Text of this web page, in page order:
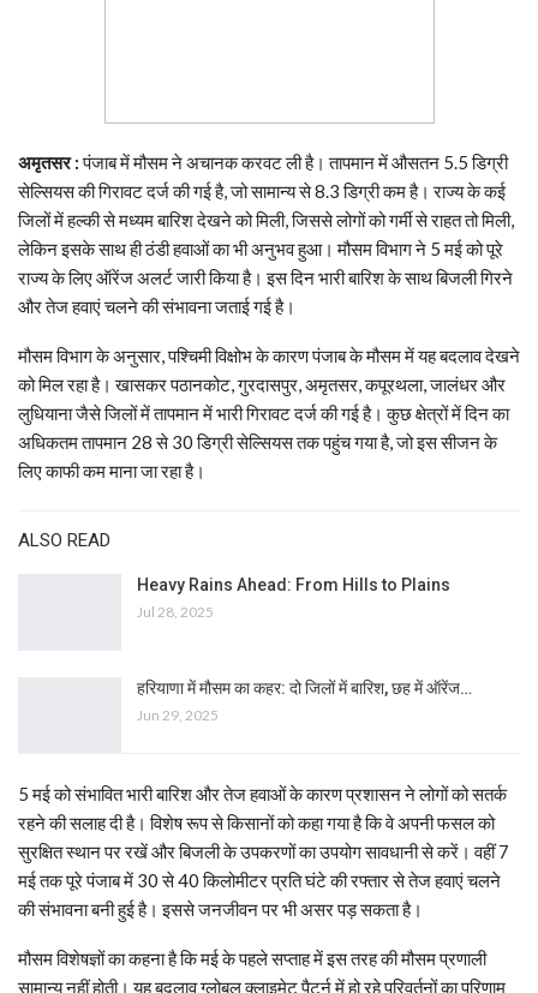
अमृतसर :पंजाब में मौसम ने अचानक करवट ली है। तापमान में औसतन 5.5 डिग्री
सेल्सियस की गिरावट दर्ज की गई है, जो सामान्य से 8.3 डिग्री कम है। राज्य के कई
जिलों में हल्की से मध्यम बारिश देखने को मिली, जिससे लोगों को गर्मी से राहत तो मिली,
लेकिन इसके साथ ही ठंडी हवाओं का भी अनुभव हुआ। मौसम विभाग ने 5 मई को पूरे
राज्य के लिए ऑरेंज अलर्ट जारी किया है। इस दिन भारी बारिश के साथ बिजली गिरने
और तेज हवाएं चलने की संभावना जताई गई है।
मौसम विभाग के अनुसार, पश्चिमी विक्षोभ के कारण पंजाब के मौसम में यह बदलाव देखने
को मिल रहा है। खासकर पठानकोट, गुरदासपुर, अमृतसर, कपूरथला, जालंधर और
लुधियाना जैसे जिलों में तापमान में भारी गिरावट दर्ज की गई है। कुछ क्षेत्रों में दिन का
अधिकतम तापमान 28 से 30 डिग्री सेल्सियस तक पहुंच गया है, जो इस सीजन के
लिए काफी कम माना जा रहा है।
ALSO READ
Heavy Rains Ahead: From Hills to Plains
Jul 28, 2025
हरियाणा में मौसम का कहर: दो जिलों में बारिश, छह में ऑरेंज…
Jun 29, 2025
5 मई को संभावित भारी बारिश और तेज हवाओं के कारण प्रशासन ने लोगों को सतर्क
रहने की सलाह दी है। विशेष रूप से किसानों को कहा गया है कि वे अपनी फसल को
सुरक्षित स्थान पर रखें और बिजली के उपकरणों का उपयोग सावधानी से करें। वहीं 7
मई तक पूरे पंजाब में 30 से 40 किलोमीटर प्रति घंटे की रफ्तार से तेज हवाएं चलने
की संभावना बनी हुई है। इससे जनजीवन पर भी असर पड़ सकता है।
मौसम विशेषज्ञों का कहना है कि मई के पहले सप्ताह में इस तरह की मौसम प्रणाली
सामान्य नहीं होती। यह बदलाव ग्लोबल क्लाइमेट पैटर्न में हो रहे परिवर्तनों का परिणाम